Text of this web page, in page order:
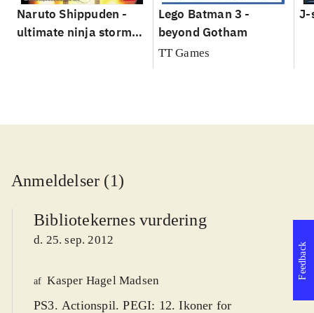
Naruto Shippuden -
ultimate ninja storm
Lego Batman 3 -
beyond Gotham
TT Games
J-
Anmeldelser (1)
Bibliotekernes vurdering
d. 25. sep. 2012
af Kasper Hagel Madsen
PS3. Actionspil. PEGI: 12. Ikoner for
Feedback